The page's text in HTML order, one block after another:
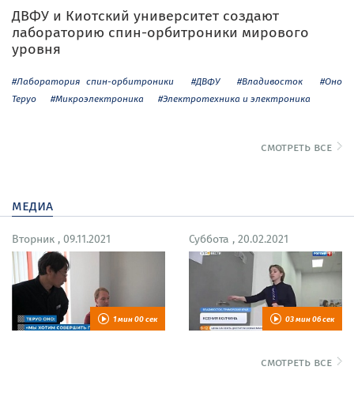
ДВФУ и Киотский университет создают
лабораторию спин-орбитроники мирового
уровня
#Лаборатория спин-орбитроники #ДВФУ #Владивосток
#Оно
Теруо
#Микроэлектроника #Электротехника и электроника
смотреть все
медиа
Вторник , 09.11.2021
1 мин 00 сек
Суббота , 20.02.2021
03 мин 06 сек
смотреть все